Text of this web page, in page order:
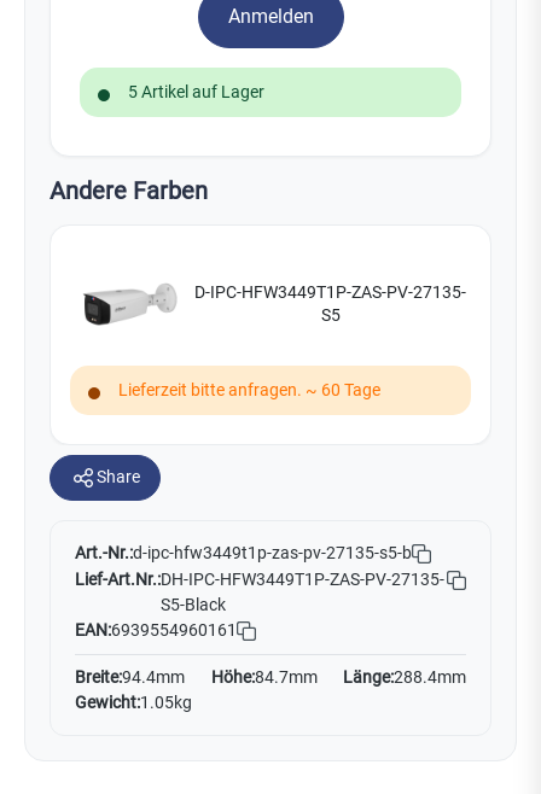
Anmelden
5 Artikel auf Lager
Andere Farben
D-IPC-HFW3449T1P-ZAS-PV-27135-
S5
Lieferzeit bitte anfragen. ~ 60 Tage
Share
Art.-Nr.:d-ipc-hfw3449t1p-zas-pv-27135-s5-b
Lief-Art.Nr.:DH-IPC-HFW3449T1P-ZAS-PV-27135-
S5-Black
EAN:6939554960161
Breite:94.4mm Höhe:84.7mm Länge:288.4mm
Gewicht:1.05kg